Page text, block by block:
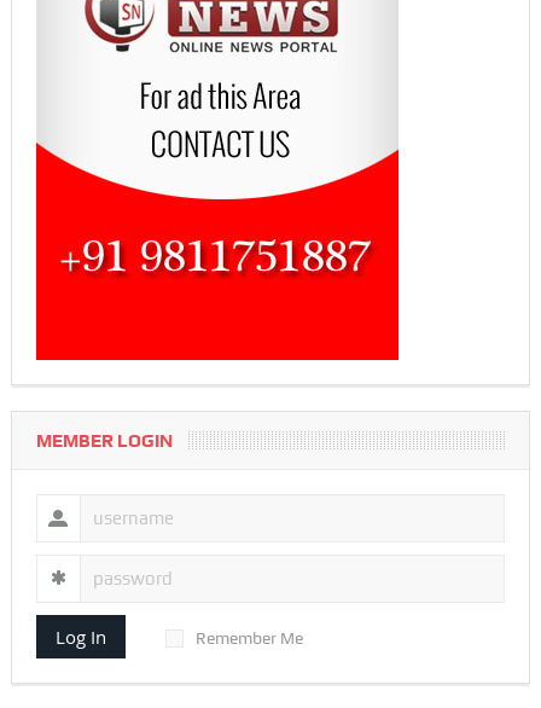
MEMBER LOGIN
Log In Remember Me